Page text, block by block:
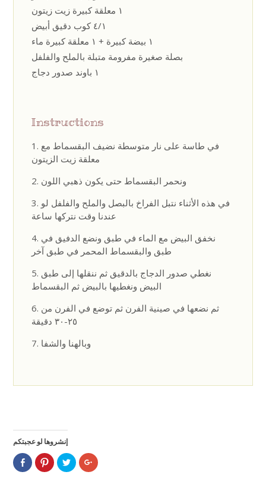
١ معلقة كبيرة زيت زيتون
٤/١ كوب دقيق أبيض
١ بيضة كبيرة + ١ معلقة كبيرة ماء
بصلة صغيرة مفرومة متبلة بالملح والفلفل
١ باوند صدور دجاج
Instructions
في طاسة على نار متوسطة نضيف البقسماط مع
معلقة زيت الزيتون
ونحمر البقسماط حتى يكون ذهبي اللون
في هذه الأثناء نتبل الفراخ بالبصل والملح والفلفل لو
عندنا وقت نتركها ساعة
نخفق البيض مع الماء في طبق ونضع الدفيق في
طبق والبقسماط المحمر في طبق آخر
نغطي صدور الدجاج بالدقيق ثم ننقلها إلى طبق
البيض ونغطيها بالبيض ثم البقسماط
ثم نضعها في صينية الفرن ثم توضع في الفرن من
٢٥-٣٠ دقيقة
وبالهنا والشفا
إنشروها لو عجبتكم
Click
to
share
Click
to
share
Click
to
share
Click
to